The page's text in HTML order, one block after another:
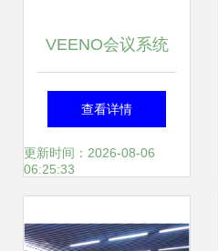
VEENO会议系统
赋能抚顺友谊宾
馆，重塑会议服务
查看详情
更新时间：2026-08-06
06:25:33